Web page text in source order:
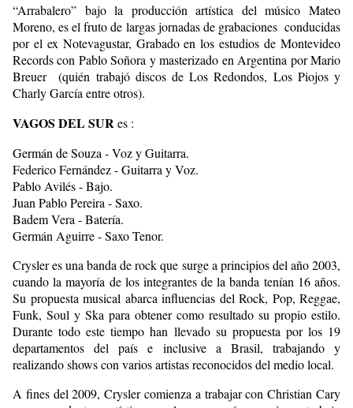
“Arrabalero” bajo la producción artística del músico Mateo
Moreno, es el fruto de largas jornadas de grabaciones conducidas
por el ex Notevagustar, Grabado en los estudios de Montevideo
Records con Pablo Soñora y masterizado en Argentina por Mario
Breuer (quién trabajó discos de Los Redondos, Los Piojos y
Charly García entre otros).
VAGOS DEL SURes :
Germán de Souza - Voz y Guitarra.
Federico Fernández - Guitarra y Voz.
Pablo Avilés - Bajo.
Juan Pablo Pereira - Saxo.
Badem Vera - Batería.
Germán Aguirre - Saxo Tenor.
Crysler es una banda de rock que surge a principios del año 2003,
cuando la mayoría de los integrantes de la banda tenían 16 años.
Su propuesta musical abarca influencias del Rock, Pop, Reggae,
Funk, Soul y Ska para obtener como resultado su propio estilo.
Durante todo este tiempo han llevado su propuesta por los 19
departamentos del país e inclusive a Brasil, trabajando y
realizando shows con varios artistas reconocidos del medio local.
A fines del 2009, Crysler comienza a trabajar con Christian Cary